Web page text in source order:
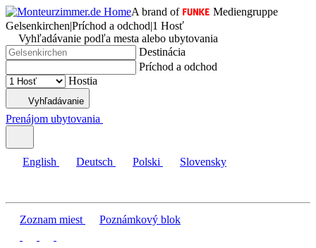
A brand of
Mediengruppe
Gelsenkirchen|Príchod a odchod|1 Hosť
Vyhľadávanie podľa mesta alebo ubytovania
Destinácia
Príchod a odchod
Hostia
Vyhľadávanie
Prenájom ubytovania
English Deutsch Polski Slovensky
Zoznam miest Poznámkový blok